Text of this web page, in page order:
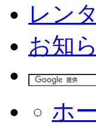
レン
お知
ホ